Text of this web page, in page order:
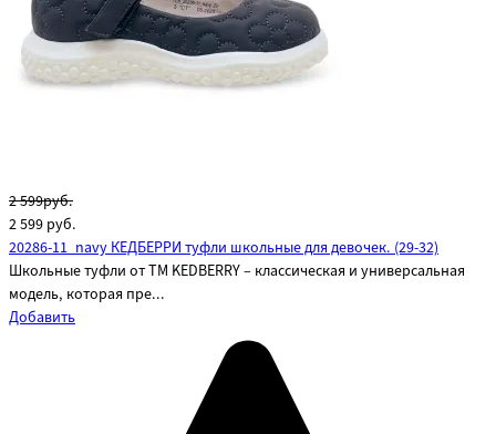
2 599руб.
2 599 руб.
20286-11_navy КЕДБЕРРИ туфли школьные для девочек. (29-32)
Школьные туфли от ТМ KEDBERRY – классическая и универсальная
модель, которая пре...
Добавить